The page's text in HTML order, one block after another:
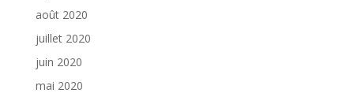
août 2020
juillet 2020
juin 2020
mai 2020